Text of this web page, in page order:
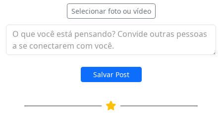
Selecionar foto ou vídeo
Salvar Post